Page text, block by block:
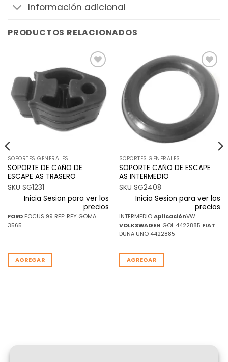
Información adicional
PRODUCTOS RELACIONADOS
Añadir
a la
lista de
deseos
SOPORTES GENERALES
SOPORTE DE CAÑO DE
ESCAPE AS TRASERO
SKU SG1231
Inicia Sesion para ver los
precios
FORDFOCUS 99 REF: REY GOMA
3565
AGREGAR
Añadir
a la
lista de
deseos
SOPORTES GENERALES
SOPORTE CAÑO DE ESCAPE
AS INTERMEDIO
SKU SG2408
Inicia Sesion para ver los
precios
INTERMEDIO AplicaciónVW
VOLKSWAGEN GOL 4422885 FIAT
DUNA UNO 4422885
AGREGAR